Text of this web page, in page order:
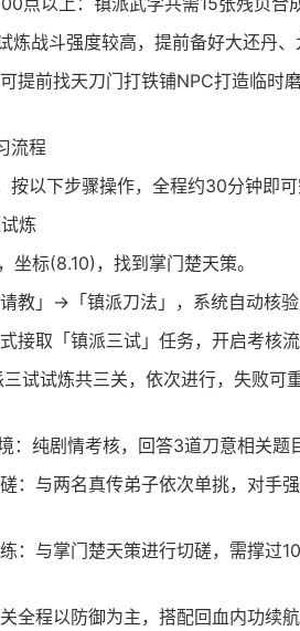
斗强度较高，提前备好大还丹、
前找天刀门打铁铺NPC打造临时
流程
以下步骤操作，全程约30分钟即可
炼
标(8.10)，找到掌门楚天策。
」→「镇派刀法」，系统自动核验
取「镇派三试」任务，开启考核流
试炼共三关，依次进行，失败可
纯剧情考核，回答3道刀意相关题
与两名真传弟子依次单挑，对手
与掌门楚天策进行切磋，需撑过
程以防御为主，搭配回血内功续航